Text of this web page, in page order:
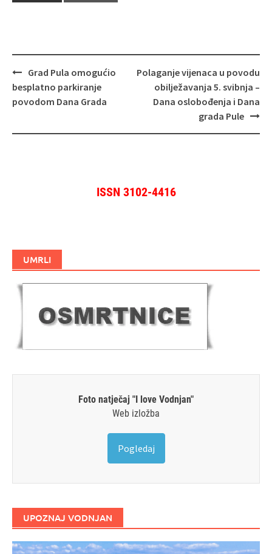
Navigacija
objava
Grad Pula omogućio
besplatno parkiranje
povodom Dana Grada
Polaganje vijenaca u povodu
obilježavanja 5. svibnja –
Dana oslobođenja i Dana
grada Pule
ISSN 3102-4416
UMRLI
Foto natječaj "I love Vodnjan"
Web izložba
Pogledaj
UPOZNAJ VODNJAN